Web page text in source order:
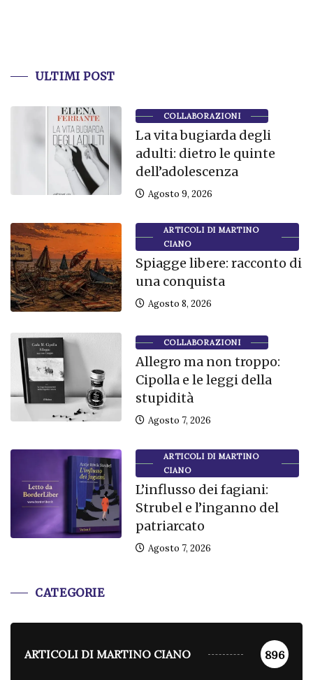
ULTIMI POST
COLLABORAZIONI
La vita bugiarda degli
adulti: dietro le quinte
dell’adolescenza
Agosto 9, 2026
ARTICOLI DI MARTINO
CIANO
Spiagge libere: racconto di
una conquista
Agosto 8, 2026
COLLABORAZIONI
Allegro ma non troppo:
Cipolla e le leggi della
stupidità
Agosto 7, 2026
ARTICOLI DI MARTINO
CIANO
L’influsso dei fagiani:
Strubel e l’inganno del
patriarcato
Agosto 7, 2026
CATEGORIE
ARTICOLI DI MARTINO CIANO 896